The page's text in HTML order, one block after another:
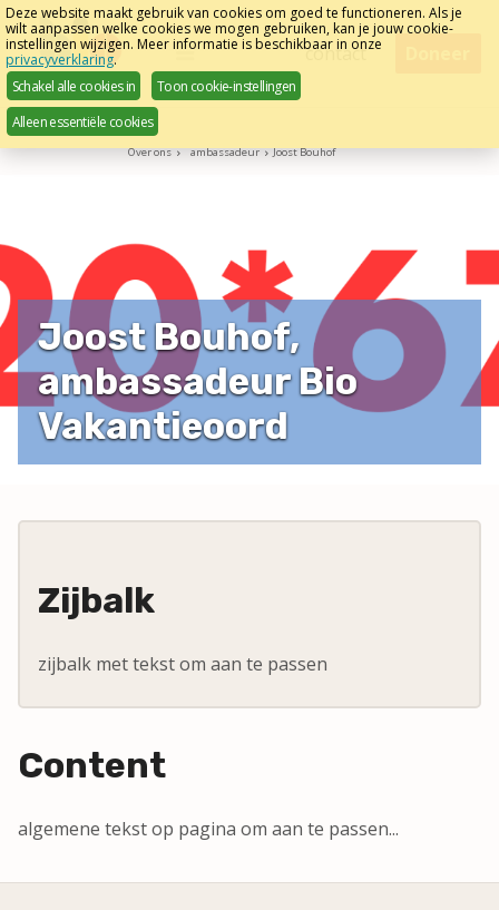
Sla
links
over
Direct
naar
naar
de
pagina
inhoud
Menu contact
Over ons ambassadeur Joost Bouhof
Joost Bouhof,
ambassadeur Bio
Vakantieoord
Zijbalk
zijbalk met tekst om aan te passen
Content
algemene tekst op pagina om aan te passen...
Deze website maakt gebruik van cookies om goed te functioneren. Als je
wilt aanpassen welke cookies we mogen gebruiken, kan je jouw cookie-
instellingen wijzigen. Meer informatie is beschikbaar in onze
privacyverklaring.
Schakel alle cookies in
Toon cookie-instellingen
Alleen essentiële cookies